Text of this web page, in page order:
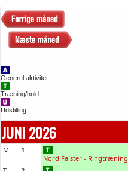
Generel aktivitet
Træning/hold
Udstilling
JUNI 2026
M
1
Nord Falster - Ringtræning